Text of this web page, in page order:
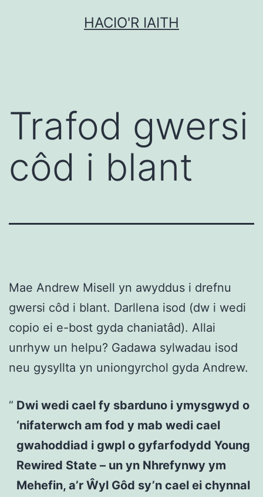
HACIO'R IAITH
Trafod gwersi
côd i blant
Mae Andrew Misell yn awyddus i drefnu
gwersi côd i blant. Darllena isod (dw i wedi
copio ei e-bost gyda chaniatâd). Allai
unrhyw un helpu? Gadawa sylwadau isod
neu gysyllta yn uniongyrchol gyda Andrew.
Dwi wedi cael fy sbarduno i ymysgwyd o
‘nifaterwch am fod y mab wedi cael
gwahoddiad i gwpl o gyfarfodydd Young
Rewired State – un yn Nhrefynwy ym
Mehefin, a’r Ŵyl Gôd sy’n cael ei chynnal